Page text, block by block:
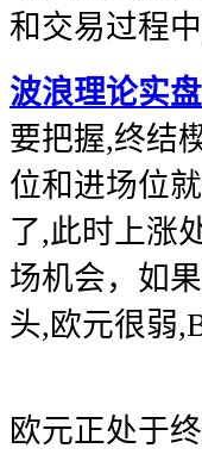
和交易过程
波浪理论实
要把握,终结
位和进场位
了,此时上涨
场机会，如
头,欧元很弱
欧元正处于